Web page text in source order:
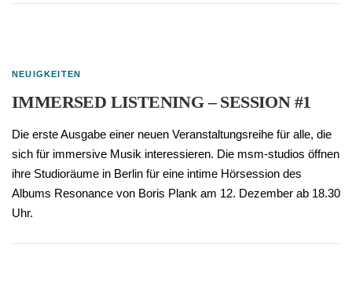
NEUIGKEITEN
IMMERSED LISTENING – SESSION #1
Die erste Ausgabe einer neuen Veranstaltungsreihe für alle, die
sich für immersive Musik interessieren. Die msm-studios öffnen
ihre Studioräume in Berlin für eine intime Hörsession des
Albums Resonance von Boris Plank am 12. Dezember ab 18.30
Uhr.